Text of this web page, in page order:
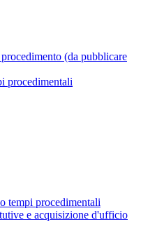
(da pubblicare
procedimentali
tempi procedimentali
e acquisizione d'ufficio